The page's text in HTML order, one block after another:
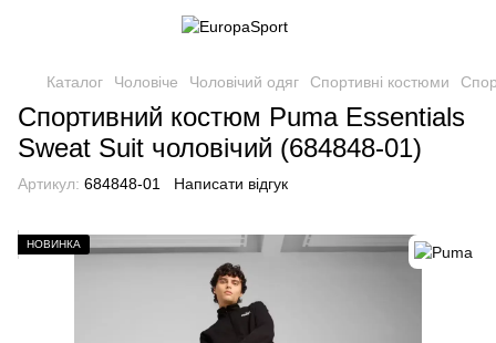
Каталог Чоловіче Чоловічий одяг Спортивні костюми
Спортивний костюм Puma Essentials
Sweat Suit чоловічий (684848-01)
Артикул: 684848-01 Написати відгук
НОВИНКА